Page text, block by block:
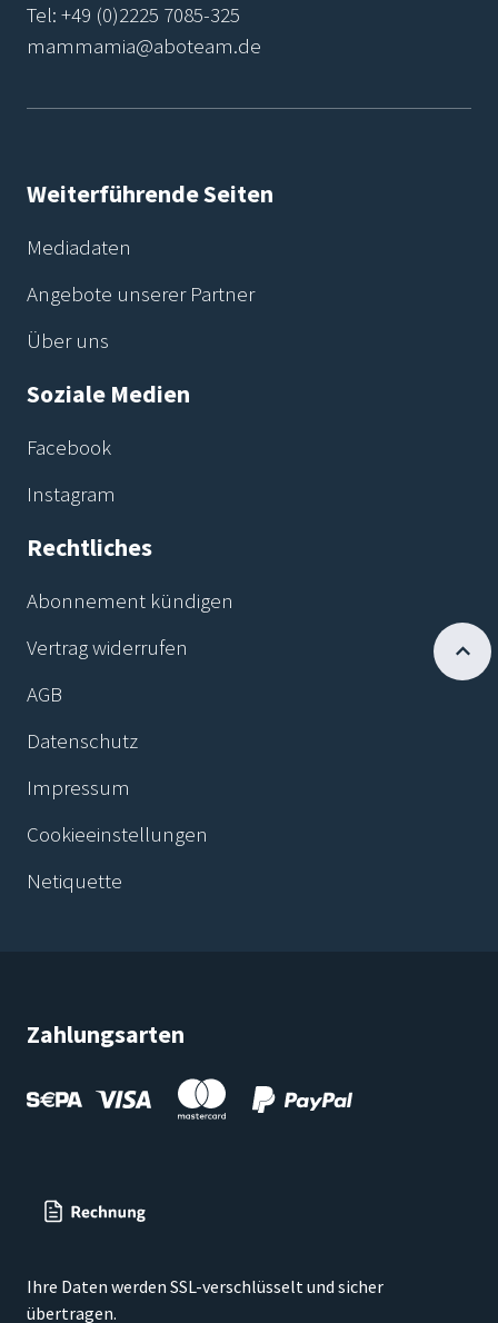
Tel: +49 (0)2225 7085-325
mammamia@aboteam.de
Weiterführende Seiten
Mediadaten
Angebote unserer Partner
Über uns
Soziale Medien
Facebook
Instagram
Rechtliches
Abonnement kündigen
Vertrag widerrufen
AGB
Datenschutz
Impressum
Cookieeinstellungen
Netiquette
Zahlungsarten
Ihre Daten werden SSL-verschlüsselt und sicher
übertragen.